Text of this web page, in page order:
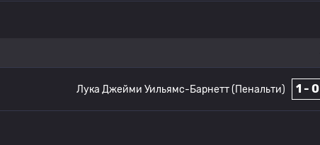
1 - 0
Лука Джейми Уильямс-Барнетт (Пенальти)